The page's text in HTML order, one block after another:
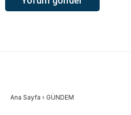
Ana Sayfa › GÜNDEM